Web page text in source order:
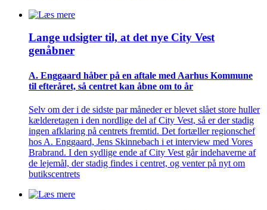
Lange udsigter til, at det nye City Vest
genåbner
A. Enggaard håber på en aftale med Aarhus Kommune
til efteråret, så centret kan åbne om to år
Selv om der i de sidste par måneder er blevet slået store huller
kælderetagen i den nordlige del af City Vest, så er der stadig
ingen afklaring på centrets fremtid. Det fortæller regionschef
hos A. Enggaard, Jens Skinnebach i et interview med Vores
Brabrand. I den sydlige ende af City Vest går indehaverne af
de lejemål, der stadig findes i centret, og venter på nyt om
butikscentrets